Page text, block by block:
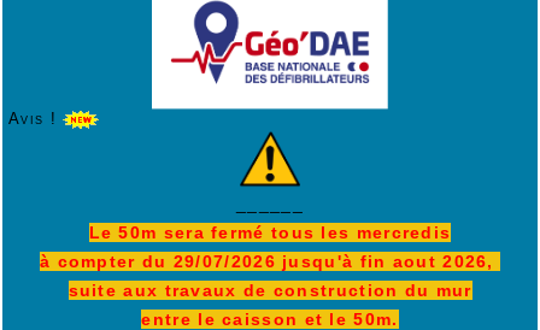
Avis !
Le 50m sera fermé tous les mercredis
à compter du 29/07/2026 jusqu'à fin aout 2026,
suite aux travaux de construction du mur
entre le caisson et le 50m.